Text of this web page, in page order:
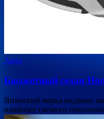
Авто
Бюджетный седан
Японский марка недавно
наиболее свежего